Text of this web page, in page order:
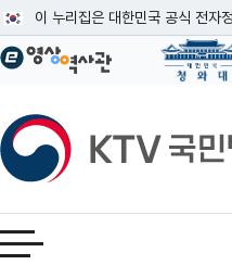
이 누리집은 대한민국 공식 전자
공식 누리집 주소 확인하기
이밖에 or.kr 또는 .kr등 다른 도
운영중인 공식 누리집보기
KTV국민방송
전체메뉴 열기
본문